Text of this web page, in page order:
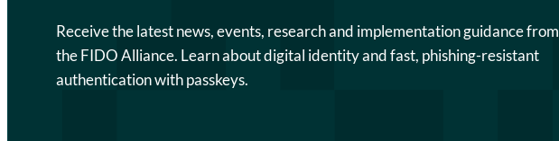
Receive the latest news, events, research and implementation guidance from
the FIDO Alliance. Learn about digital identity and fast, phishing-resistant
authentication with passkeys.